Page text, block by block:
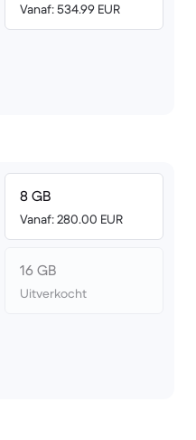
Vanaf: 534.99 EUR
8 GB
Vanaf: 280.00 EUR
16 GB
Uitverkocht